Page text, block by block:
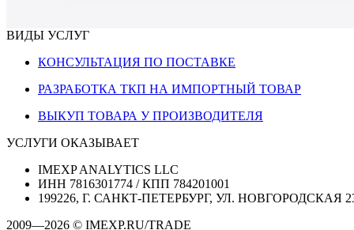
ВИДЫ УСЛУГ
КОНСУЛЬТАЦИЯ ПО ПОСТАВКЕ
РАЗРАБОТКА ТКП НА ИМПОРТНЫЙ ТОВАР
ВЫКУП ТОВАРА У ПРОИЗВОДИТЕЛЯ
УСЛУГИ ОКАЗЫВАЕТ
IMEXP ANALYTICS LLC
ИНН 7816301774 / КПП 784201001
199226, Г. САНКТ-ПЕТЕРБУРГ, УЛ. НОВГОРОДСКАЯ
2009—2026 © IMEXP.RU/TRADE